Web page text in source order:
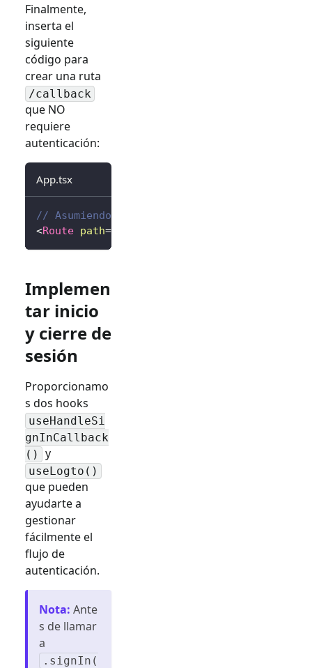
Finalmente,
inserta el
siguiente
código para
crear una ruta
/callback
que NO
requiere
autenticación:
App.tsx
// Asumiendo react-router
<Route path=
Implemen
tar inicio
y cierre de
sesión
Proporcionamo
s dos hooks
useHandleSi
gnInCallback
()
y
useLogto()
que pueden
ayudarte a
gestionar
fácilmente el
flujo de
autenticación.
Nota: Ante
s de llamar
a
.signIn(